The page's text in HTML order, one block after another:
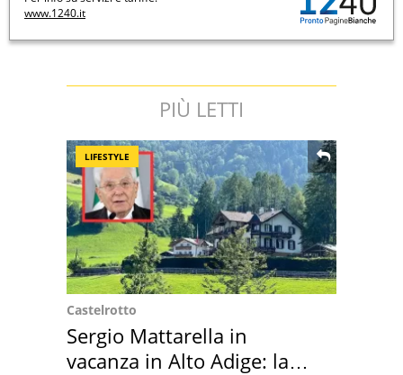
www.1240.it
PIÙ LETTI
LIFESTYLE
Castelrotto
Sergio Mattarella in
vacanza in Alto Adige: la